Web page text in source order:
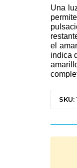
Una
el
indica
SKU: